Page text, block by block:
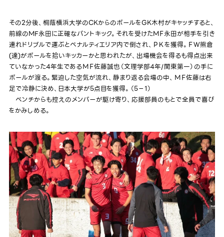
その2分後、桐蔭横浜大学のCKからのボールをGK木村がキャッチすると、
前線のMF永田に正確なパントキック。それを受けたMＦ永田が相手を引き
連れドリブルで運ぶとペナルティエリア内で倒され、ＰＫを獲得。ＦＷ熊倉
(達)がボールを拾いキッカーかと思われたが、出場機会を得るも得点出来
ていなかった4年生であるＭＦ佐藤誠也（文理学部4年/関東第一）の手に
ボールが渡る。緊迫した空気が流れ、静まり返る会場の中、ＭＦ佐藤は右
足で冷静に決め、日本大学が5点目を獲得。（5－1）
ベンチからも控えのメンバーが駆け寄り、応援部員のもとで全員で喜び
をかみしめる。